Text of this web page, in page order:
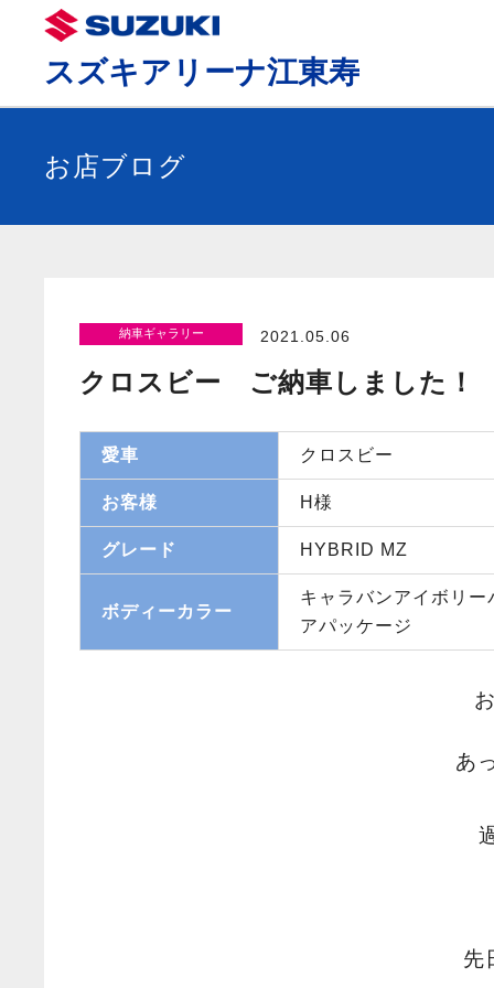
スズキアリーナ江東寿
お店ブログ
納車ギャラリー 2021.05.06
クロスビー ご納車しました！
愛車 クロスビー
お客様 H様
グレード HYBRID MZ
ボディーカラー
キャラバンアイボリ
アパッケージ
あ
先